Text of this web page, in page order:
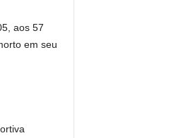
aos 57
em seu